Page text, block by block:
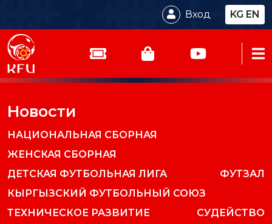
Вход KG EN
Новости
НАЦИОНАЛЬНАЯ СБОРНАЯ
ЖЕНСКАЯ СБОРНАЯ
ДЕТСКАЯ ФУТБОЛЬНАЯ ЛИГА
ФУТЗАЛ
КЫРГЫЗСКИЙ ФУТБОЛЬНЫЙ СОЮЗ
ТЕХНИЧЕСКОЕ РАЗВИТИЕ
СУДЕЙСТВО